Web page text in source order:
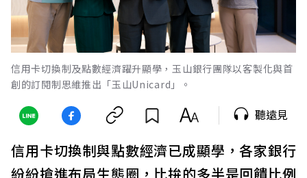
信用卡切換制及點數經濟躍升顯學，玉山銀行團隊以客製化與首
創的訂閱制思維推出「玉山Unicard」。
聽遠見
信用卡切換制與點數經濟已成顯學，各家銀行
紛紛搶進布局生態圈，比拚的多半是回饋比例